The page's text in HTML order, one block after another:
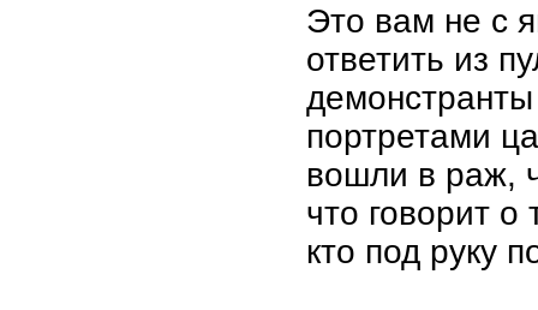
Это вам не с
ответить из
портретами
вошли в раж,
что говорит о
кто под руку